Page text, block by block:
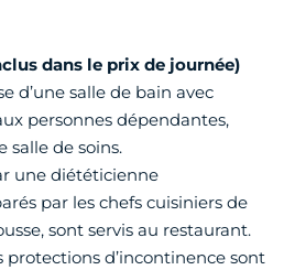
dans le prix de journée)
d’une salle de bain avec
personnes dépendantes,
salle de soins.
une diététicienne
par les chefs cuisiniers de
sont servis au restaurant.
protections d’incontinence sont